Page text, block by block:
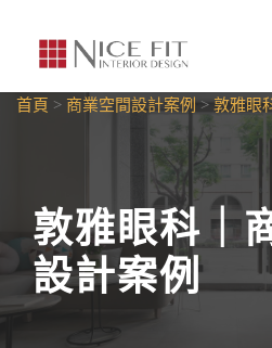
首頁 > 商業空間設計案例> 敦雅眼
敦雅眼科｜
設計案例